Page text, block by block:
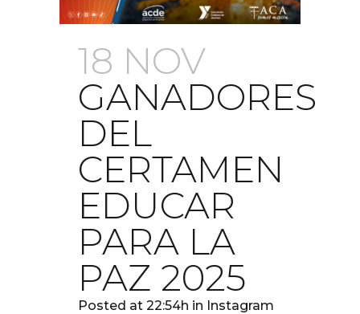
18 NOV
GANADORES
DEL
CERTAMEN
EDUCAR
PARA LA
PAZ 2025
Posted at 22:54h in Instagram